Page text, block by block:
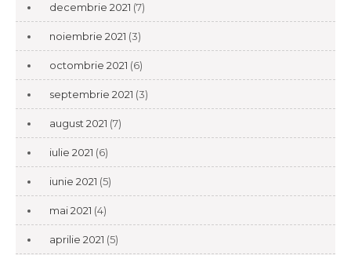
decembrie 2021 (7)
noiembrie 2021 (3)
octombrie 2021 (6)
septembrie 2021 (3)
august 2021 (7)
iulie 2021 (6)
iunie 2021 (5)
mai 2021 (4)
aprilie 2021 (5)